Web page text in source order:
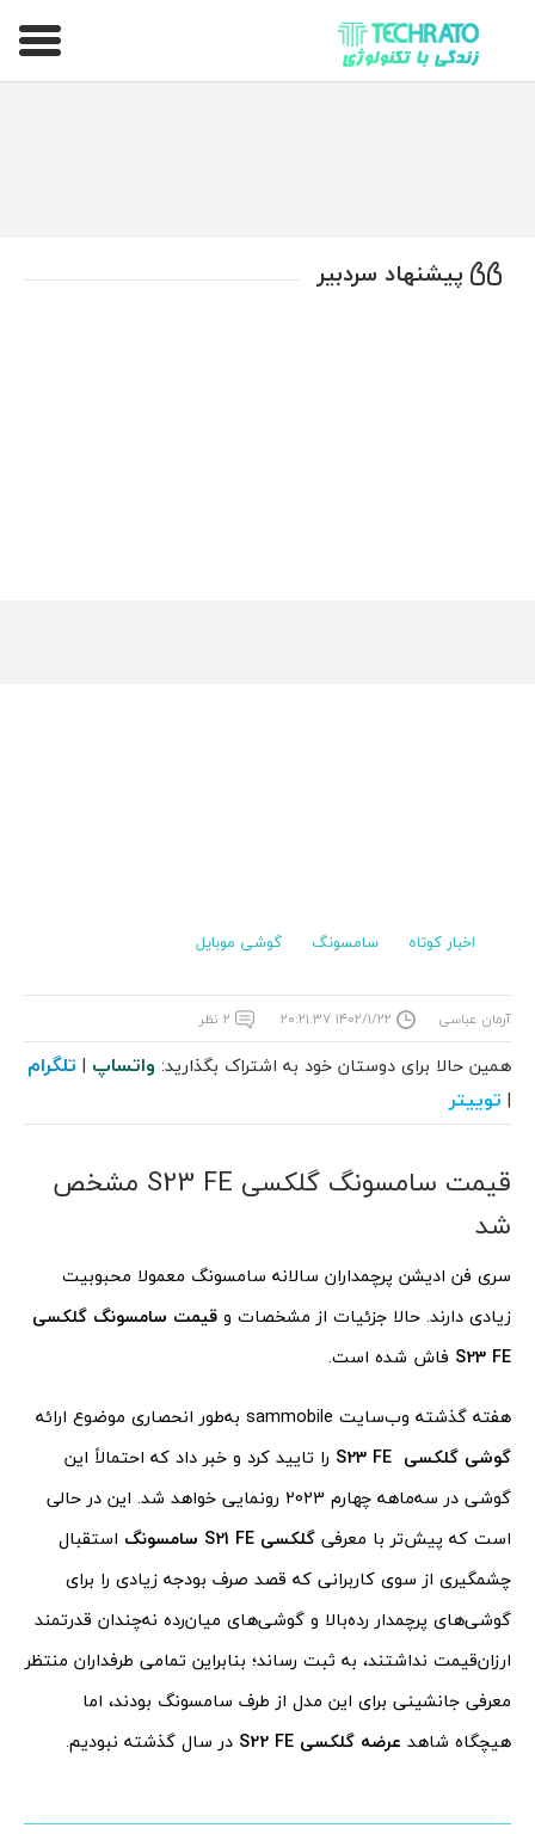
تکراتو – زندگی با تکنولوژی
پیشنهاد سردبیر
اخبار کوتاه سامسونگ گوشی موبایل
آرمان عباسی ۱۴۰۲/۱/۲۲ ۲۰:۲۱:۳۷ ۲ نظر
همین حالا برای دوستان خود به اشتراک بگذارید: واتساپ | تلگرام
| توییتر
قیمت سامسونگ گلکسی S23 FE مشخص
شد
سری فن ادیشن پرچمداران سالانه سامسونگ معمولا محبوبیت
زیادی دارند. حالا جزئیات از مشخصات و قیمت سامسونگ گلکسی
S23 FE فاش شده است.
هفته گذشته وب‌سایت sammobile به‌طور انحصاری موضوع ارائه
گوشی گلکسی
را تایید کرد و خبر داد که احتمالاً این
گوشی در سه‌ماهه چهارم 2023 رونمایی خواهد شد. این در حالی
است که پیش‌تر با معرفی گلکسی S21 FE سامسونگ استقبال
چشمگیری از سوی کاربرانی که قصد صرف بودجه زیادی را برای
گوشی‌های پرچمدار رده‌بالا و گوشی‌های میان‌رده نه‌چندان قدرتمند
ارزان‌قیمت نداشتند، به ثبت رساند؛ بنابراین تمامی طرفداران منتظر
معرفی جانشینی برای این مدل از طرف سامسونگ بودند، اما
هیچگاه شاهد عرضه گلکسی S22 FE در سال گذشته نبودیم.